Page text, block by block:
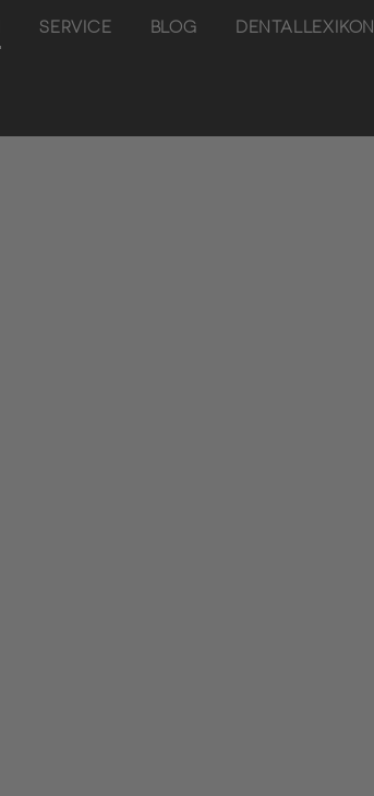
SERVICE BLOG DENTALLEXIKON